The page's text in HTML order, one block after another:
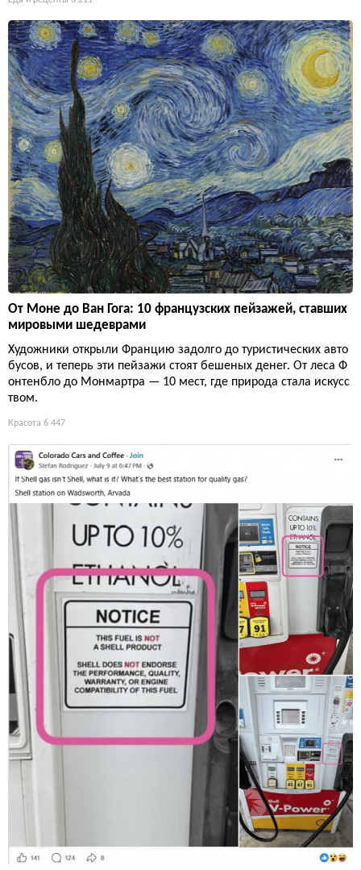
От Моне до Ван Гога: 10 французских пейзажей, ставших
мировыми шедеврами
Художники открыли Францию задолго до туристических авто
бусов, и теперь эти пейзажи стоят бешеных денег. От леса Ф
онтенбло до Монмартра — 10 мест, где природа стала искусс
твом.
Красота 6 447